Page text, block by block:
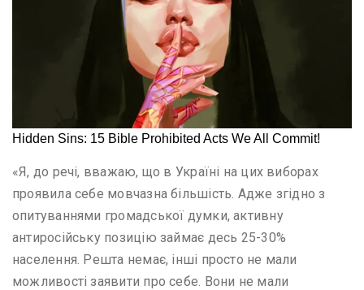
«Я, до речі, вважаю, що в Україні на цих виборах
проявила себе мовчазна більшість. Адже згідно з
опитуваннями громадської думки, активну
антиросійську позицію займає десь 25-30%
населення. Решта немає, інші просто не мали
можливості заявити про себе. Вони не мали